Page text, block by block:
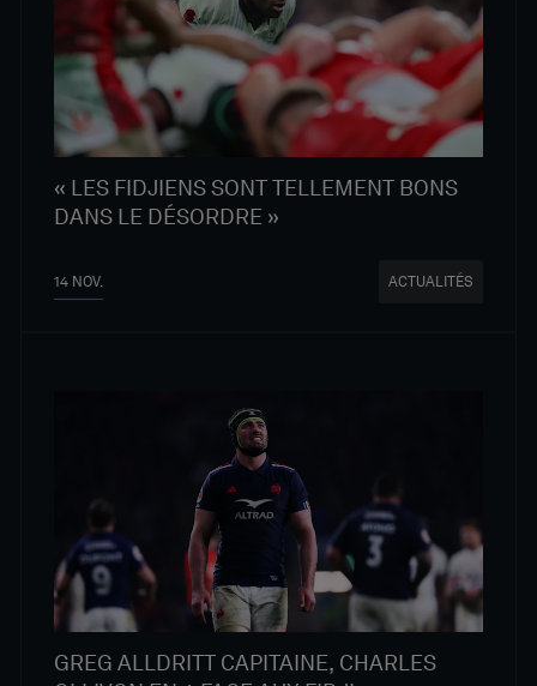
« LES FIDJIENS SONT TELLEMENT BONS
DANS LE DÉSORDRE »
14 NOV. ACTUALITÉS
GREG ALLDRITT CAPITAINE, CHARLES